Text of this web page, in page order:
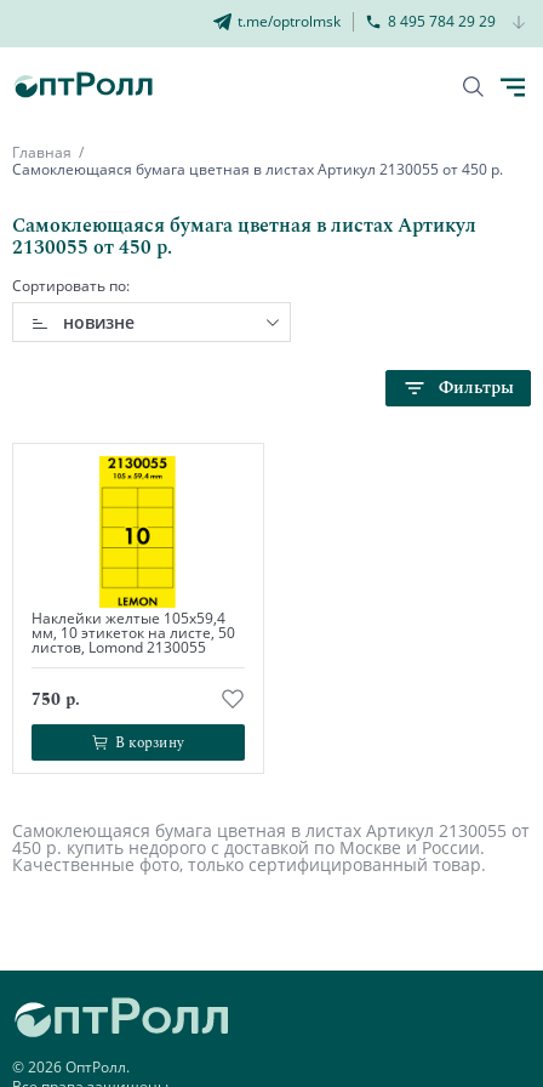
t.me/optrolmsk 8 495 784 29 29
Главная
Самоклеющаяся бумага цветная в листах Артикул 2130055 от 450 р.
Самоклеющаяся бумага цветная в листах Артикул
2130055 от 450 р.
Сортировать по:
новизне
Фильтры
Наклейки желтые 105х59,4
мм, 10 этикеток на листе, 50
листов, Lomond 2130055
750 р.
В корзину
В корзину
Самоклеющаяся бумага цветная в листах Артикул 2130055 от
450 р. купить недорого с доставкой по Москве и России.
Качественные фото, только сертифицированный товар.
© 2026 ОптРолл.